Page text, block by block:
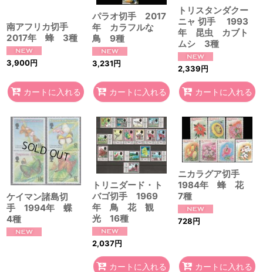
南アフリカ切手
2017年 蜂 3種
3,900円
カートに入れる
パラオ切手 2017
年 カラフルな
鳥 9種
3,231円
カートに入れる
トリスタンダクー
ニャ 切手 1993
年 昆虫 カブト
ムシ 3種
2,339円
カートに入れる
ケイマン諸島切
手 1994年 蝶
4種
トリニダード・ト
バゴ切手 1969
年 鳥 花 観
光 16種
2,037円
カートに入れる
ニカラグア切手
1984年 蜂 花
7種
728円
カートに入れる